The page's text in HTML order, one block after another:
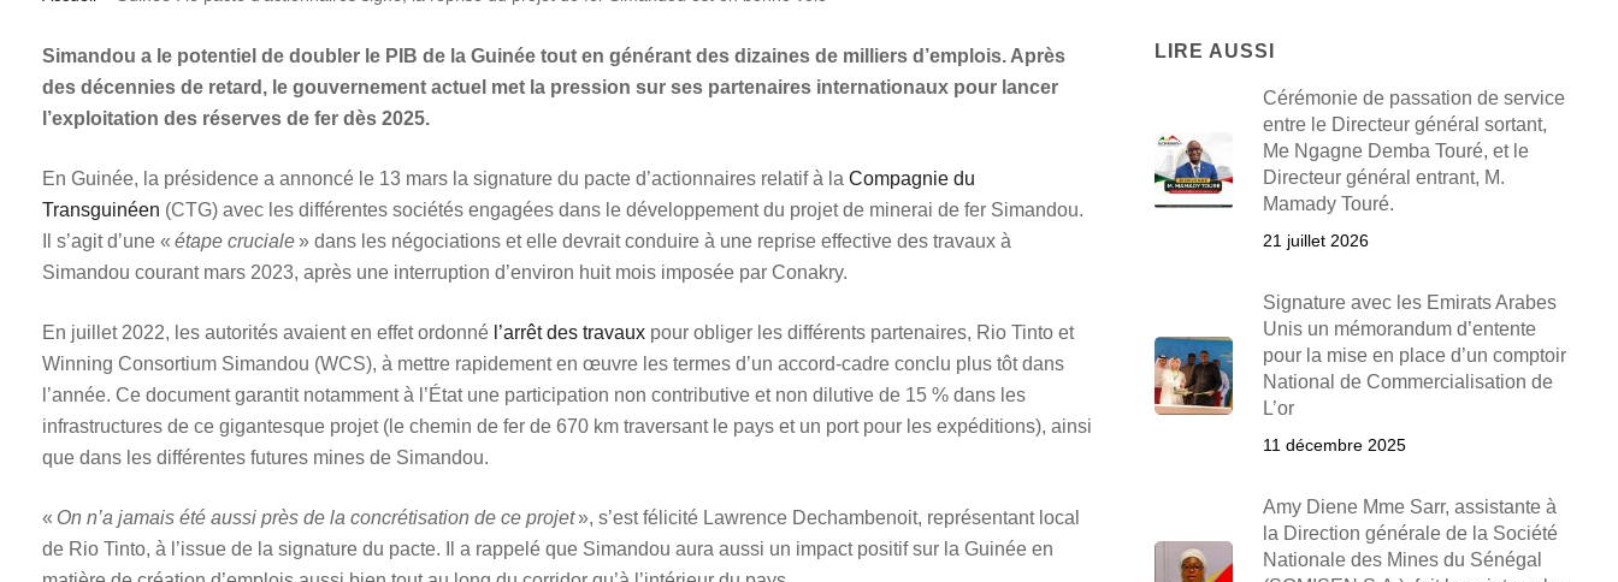
Simandou a le potentiel de doubler le PIB de la Guinée tout en générant des dizaines de milliers d’emplois. Après
des décennies de retard, le gouvernement actuel met la pression sur ses partenaires internationaux pour lancer
l’exploitation des réserves de fer dès 2025.
En Guinée, la présidence a annoncé le 13 mars la signature du pacte d’actionnaires relatif à la Compagnie du
Transguinéen (CTG) avec les différentes sociétés engagées dans le développement du projet de minerai de fer Simandou.
Il s’agit d’une « étape cruciale» dans les négociations et elle devrait conduire à une reprise effective des travaux à
Simandou courant mars 2023, après une interruption d’environ huit mois imposée par Conakry.
En juillet 2022, les autorités avaient en effet ordonné l’arrêt des travaux pour obliger les différents partenaires, Rio Tinto et
Winning Consortium Simandou (WCS), à mettre rapidement en œuvre les termes d’un accord-cadre conclu plus tôt dans
l’année. Ce document garantit notamment à l’État une participation non contributive et non dilutive de 15 % dans les
infrastructures de ce gigantesque projet (le chemin de fer de 670 km traversant le pays et un port pour les expéditions), ainsi
que dans les différentes futures mines de Simandou.
« On n’a jamais été aussi près de la concrétisation de ce projet», s’est félicité Lawrence Dechambenoit, représentant local
de Rio Tinto, à l’issue de la signature du pacte. Il a rappelé que Simandou aura aussi un impact positif sur la Guinée en
LIRE AUSSI
Cérémonie de passation de service
entre le Directeur général sortant,
Me Ngagne Demba Touré, et le
Directeur général entrant, M.
Mamady Touré.
21 juillet 2026
Signature avec les Emirats Arabes
Unis un mémorandum d’entente
pour la mise en place d’un comptoir
National de Commercialisation de
L’or
11 décembre 2025
Amy Diene Mme Sarr, assistante à
la Direction générale de la Société
Nationale des Mines du Sénégal